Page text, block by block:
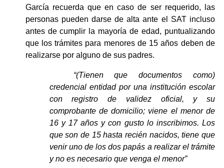
García recuerda que en caso de ser requerido, las
personas pueden darse de alta ante el SAT incluso
antes de cumplir la mayoría de edad, puntualizando
que los trámites para menores de 15 años deben de
realizarse por alguno de sus padres.
“(Tienen que documentos como)
credencial entidad por una institución escolar
con registro de validez oficial, y su
comprobante de domicilio; viene el menor de
16 y 17 años y con gusto lo inscribimos. Los
que son de 15 hasta recién nacidos, tiene que
venir uno de los dos papás a realizar el trámite
y no es necesario que venga el menor”